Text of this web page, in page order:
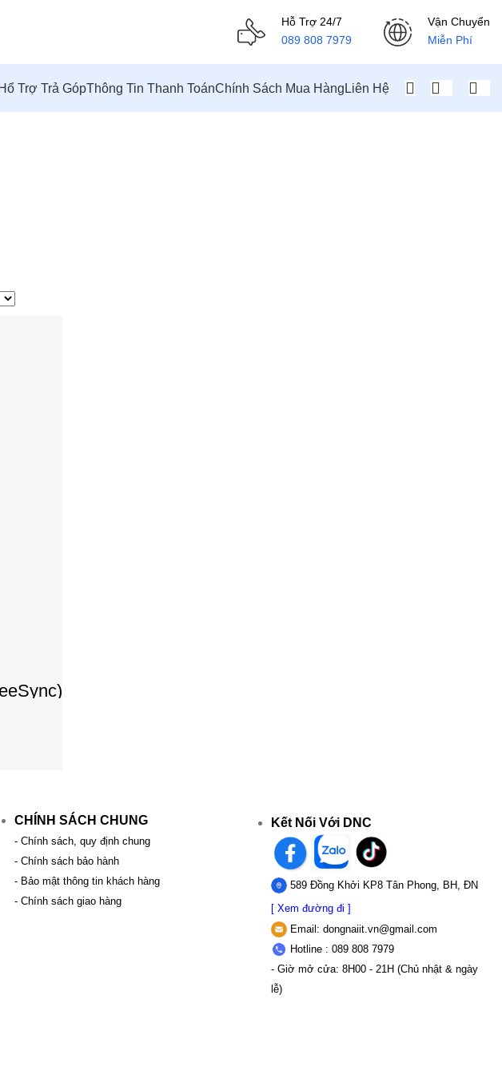
Hỗ Trợ 24/7
089 808 7979
Vận Chuyển
Miễn Phí
Hổ Trợ Trả GópThông Tin Thanh ToánChính Sách Mua Hàng Liên Hệ
CHÍNH SÁCH CHUNG
- Chính sách, quy định chung
- Chính sách bảo hành
- Bảo mật thông tin khách hàng
- Chính sách giao hàng
Kết Nối Với DNC
589 Đồng Khởi KP8 Tân Phong, BH, ĐN
[ Xem đường đi ]
Email: dongnaiit.vn@gmail.com
Hotline : 089 808 7979
- Giờ mở cửa: 8H00 - 21H (Chủ nhật & ngày
lễ)